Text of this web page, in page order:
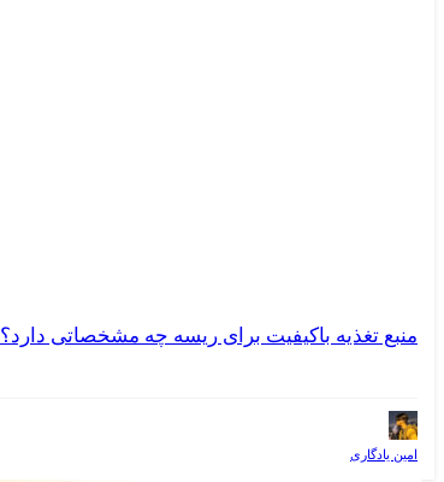
منبع تغذیه باکیفیت برای ریسه چه مشخصاتی دارد؟
امین یادگاری